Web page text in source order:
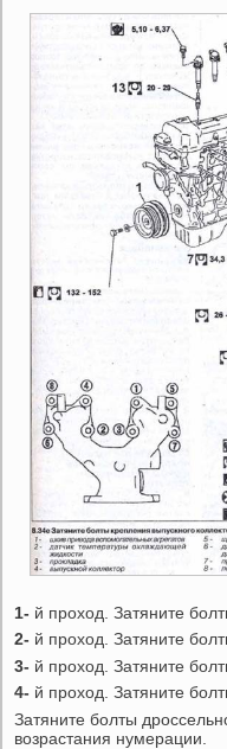
1- й проход. Затяните
2- й проход. Затяните
3- й проход. Затяните
4- й проход. Затяните
Затяните болты
возрастания нумерации.